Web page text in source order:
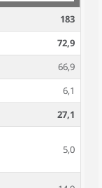
183
72,9
66,9
6,1
27,1
5,0